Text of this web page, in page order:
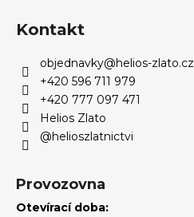
Kontakt
objednavky@helios-zlato.cz
+420 596 711 979
+420 777 097 471
Helios Zlato
@helioszlatnictvi
Provozovna
Otevírací doba: